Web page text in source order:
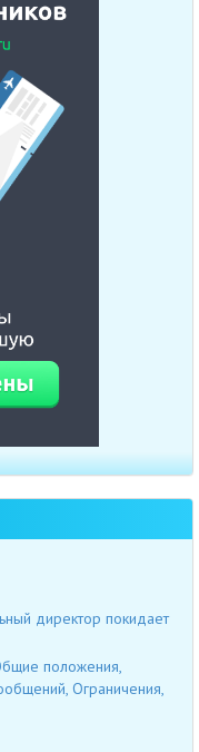
директор покидает
положения,
Ограничения,